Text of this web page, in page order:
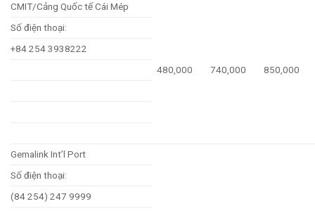
CMIT/Cảng Quốc tế Cái Mép
480,000 740,000 850,000
Số điện thoại:
+84 254 3938222
Gemalink Int’l Port
Số điện thoại:
(84 254) 247 9999